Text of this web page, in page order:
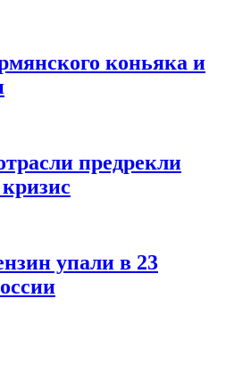
коньяка и
предрекли
упали в 23